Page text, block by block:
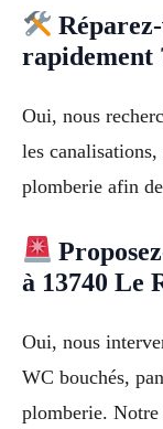
rapidement
Oui, nous
les
plomberie afin
à 13740 Le
Oui, nous
WC bouchés,
plomberie. Notre